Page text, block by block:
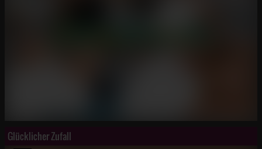
Glücklicher Zufall